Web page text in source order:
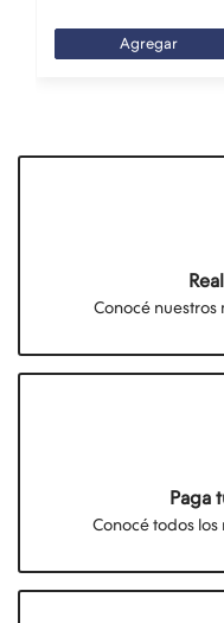
Agregar
Conocé nuestros
Paga
Conocé todos